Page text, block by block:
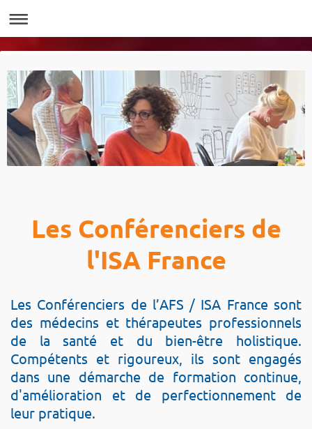
Les Conférenciers de
l'ISA France
Les Conférenciers de l’AFS / ISA France sont
des médecins et thérapeutes professionnels
de la santé et du bien-être holistique.
Compétents et rigoureux, ils sont engagés
dans une démarche de formation continue,
d'amélioration et de perfectionnement de
leur pratique.